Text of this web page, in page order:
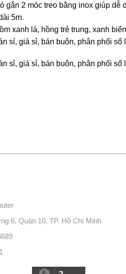
gắn 2 móc treo bằng inox giúp dễ
5m.
xanh lá, hồng trẻ trung, xanh
sỉ, giá sỉ, bán buôn, phân phối
sỉ, giá sỉ, bán buôn, phân phối
6, Quận 10, TP. Hồ Chí Minh